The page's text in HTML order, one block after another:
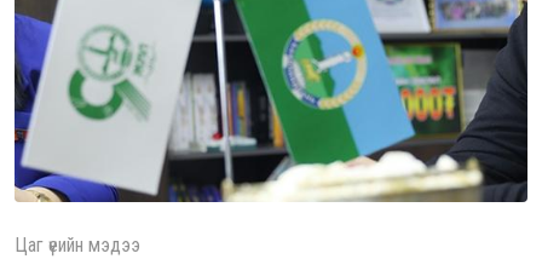
Цаг үеийн мэдээ